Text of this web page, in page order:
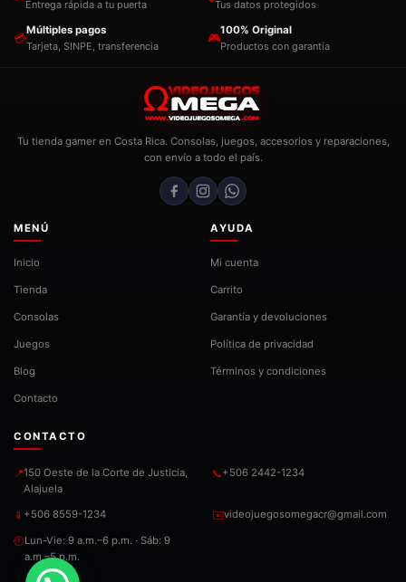
Entrega rápida a tu puerta
Tus datos protegidos
💳
Múltiples pagos
Tarjeta, SINPE, transferencia
🎮
100% Original
Productos con garantía
Tu tienda gamer en Costa Rica. Consolas, juegos, accesorios y reparaciones,
con envío a todo el país.
MENÚ
Inicio
Tienda
Consolas
Juegos
Blog
Contacto
AYUDA
Mi cuenta
Carrito
Garantía y devoluciones
Política de privacidad
Términos y condiciones
CONTACTO
📍150 Oeste de la Corte de Justicia,
Alajuela
📞+506 2442-1234
📱 +506 8559-1234 ✉️videojuegosomegacr@gmail.com
🕐Lun-Vie: 9 a.m.–6 p.m. · Sáb: 9
a.m.–5 p.m.